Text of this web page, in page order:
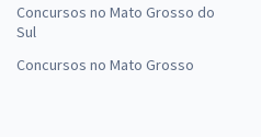
Concursos no Mato Grosso do
Sul
Concursos no Mato Grosso